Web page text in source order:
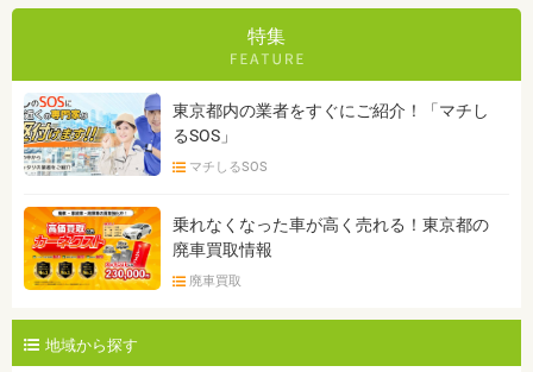
特集
東京都内の業者をすぐにご紹介！「マチし
るSOS」
マチしるSOS
乗れなくなった車が高く売れる！東京都の
廃車買取情報
廃車買取
地域から探す